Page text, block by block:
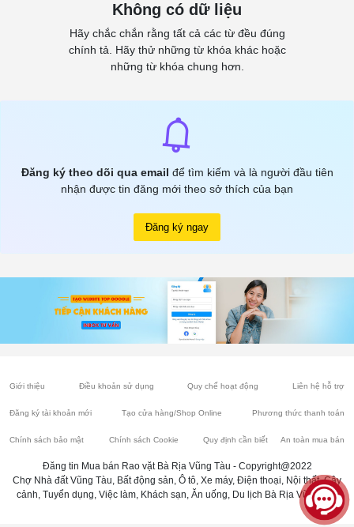
Không có dữ liệu
Hãy chắc chắn rằng tất cả các từ đều đúng
chính tả. Hãy thử những từ khóa khác hoặc
những từ khóa chung hơn.
Đăng ký theo dõi qua email để tìm kiếm và là người đầu tiên
nhận được tin đăng mới theo sở thích của bạn
Đăng ký ngay
Giới thiệu Điều khoản sử dụng Quy chế hoạt động Liên hệ hỗ trợ
Đăng ký tài khoản mới Tạo cửa hàng/Shop Online Phương thức thanh toán
Chính sách bảo mật Chính sách Cookie Quy định cần biết An toàn mua bán
Đăng tin Mua bán Rao vặt Bà Rịa Vũng Tàu - Copyright@2022
Chợ Nhà đất Vũng Tàu, Bất động sản, Ô tô, Xe máy, Điện thoại, Nội thất, Cây
cảnh, Tuyển dụng, Việc làm, Khách sạn, Ăn uống, Du lịch Bà Rịa Vũng Tàu